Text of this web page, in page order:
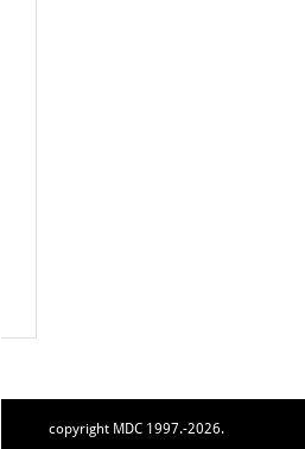
copyright MDC 1997.-2026.